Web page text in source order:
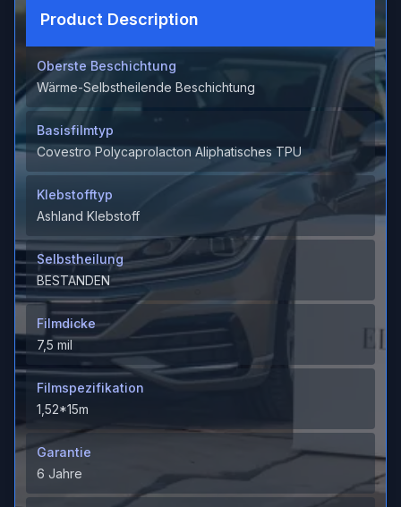
Product Description
Oberste Beschichtung
Wärme-Selbstheilende Beschichtung
Basisfilmtyp
Covestro Polycaprolacton Aliphatisches TPU
Klebstofftyp
Ashland Klebstoff
Selbstheilung
BESTANDEN
Filmdicke
7,5 mil
Filmspezifikation
1,52*15m
Garantie
6 Jahre